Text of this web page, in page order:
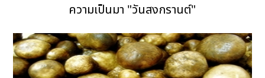
ความเป็นมา "วันสงกรานต์"